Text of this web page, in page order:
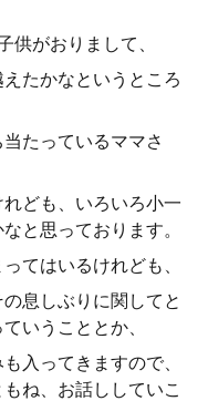
供がおりまして、
たかなというところ
たっているママさ
ども、いろいろ小一
と思っております。
てはいるけれども、
息しぶりに関してと
いうこととか、
入ってきますので、
ね、お話ししていこ